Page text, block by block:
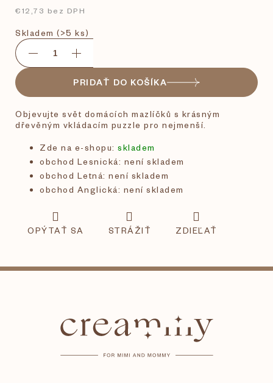
€12,73 bez DPH
Skladem (>5 ks)
PRIDAŤ DO KOŠÍKA
Objevujte svět domácích mazlíčků s krásným
dřevěným vkládacím puzzle pro nejmenší.
Zde na e-shopu: skladem
obchod Lesnická: není skladem
obchod Letná: není skladem
obchod Anglická: není skladem
OPÝTAŤ SA STRÁŽIŤ ZDIEĽAŤ